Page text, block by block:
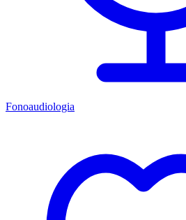
Fonoaudiologia